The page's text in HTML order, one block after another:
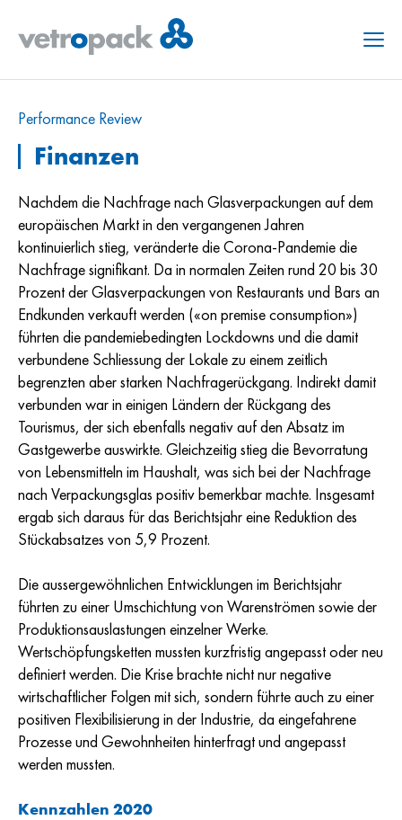
Menu
Performance Review
Finanzen
Nachdem die Nachfrage nach Glasverpackungen auf dem
europäischen Markt in den vergangenen Jahren
kontinuierlich stieg, veränderte die Corona-Pandemie die
Nachfrage signifikant. Da in normalen Zeiten rund 20 bis 30
Prozent der Glasverpackungen von Restaurants und Bars an
Endkunden verkauft werden («on premise consumption»)
führten die pandemiebedingten Lockdowns und die damit
verbundene Schliessung der Lokale zu einem zeitlich
begrenzten aber starken Nachfragerückgang. Indirekt damit
verbunden war in einigen Ländern der Rückgang des
Tourismus, der sich ebenfalls negativ auf den Absatz im
Gastgewerbe auswirkte. Gleichzeitig stieg die Bevorratung
von Lebensmitteln im Haushalt, was sich bei der Nachfrage
nach Verpackungsglas positiv bemerkbar machte. Insgesamt
ergab sich daraus für das Berichtsjahr eine Reduktion des
Stückabsatzes von 5,9 Prozent.
Die aussergewöhnlichen Entwicklungen im Berichtsjahr
führten zu einer Umschichtung von Warenströmen sowie der
Produktionsauslastungen einzelner Werke.
Wertschöpfungsketten mussten kurzfristig angepasst oder neu
definiert werden. Die Krise brachte nicht nur negative
wirtschaftlicher Folgen mit sich, sondern führte auch zu einer
positiven Flexibilisierung in der Industrie, da eingefahrene
Prozesse und Gewohnheiten hinterfragt und angepasst
werden mussten.
Kennzahlen 2020